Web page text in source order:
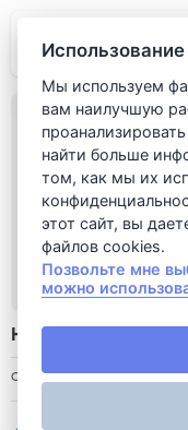
Rudi Italian
Hawaiian highball
Описание: Барбекю
Мы используем
вам наилучшую
найти больше
том, как мы их
этот сайт, вы
файлов cookies.
Позвольте мне
можно